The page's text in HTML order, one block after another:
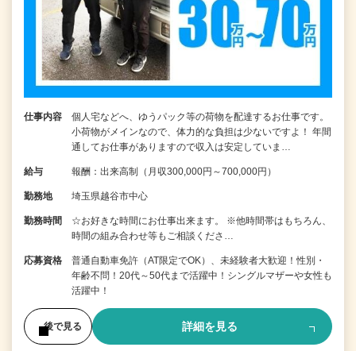
仕事内容
個人宅などへ、ゆうパック等の荷物を配達するお仕事です。
小荷物がメインなので、体力的な負担は少ないですよ！ 年間
通してお仕事がありますので収入は安定していま…
給与 報酬：出来高制（月収300,000円～700,000円）
勤務地 埼玉県越谷市中心
勤務時間
☆お好きな時間にお仕事出来ます。 ※他時間帯はもちろん、
時間の組み合わせ等もご相談くださ…
応募資格
普通自動車免許（AT限定でOK）、未経験者大歓迎！性別・
年齢不問！20代～50代まで活躍中！シングルマザーや女性も
活躍中！
後で見る 詳細を見る